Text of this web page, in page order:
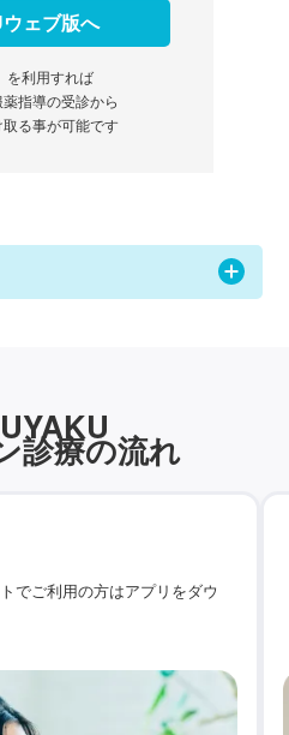
ェブ版へ
を利用すれば
指導の受診から
る事が可能です
診療の流れ
でご利用の方はアプリをダウ